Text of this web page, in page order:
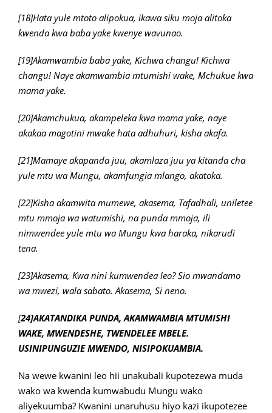
[18]Hata yule mtoto alipokua, ikawa siku moja alitoka
kwenda kwa baba yake kwenye wavunao.
[19]Akamwambia baba yake, Kichwa changu! Kichwa
changu! Naye akamwambia mtumishi wake, Mchukue kwa
mama yake.
[20]Akamchukua, akampeleka kwa mama yake, naye
akakaa magotini mwake hata adhuhuri, kisha akafa.
[21]Mamaye akapanda juu, akamlaza juu ya kitanda cha
yule mtu wa Mungu, akamfungia mlango, akatoka.
[22]Kisha akamwita mumewe, akasema, Tafadhali, uniletee
mtu mmoja wa watumishi, na punda mmoja, ili
nimwendee yule mtu wa Mungu kwa haraka, nikarudi
tena.
[23]Akasema, Kwa nini kumwendea leo? Sio mwandamo
wa mwezi, wala sabato. Akasema, Si neno.
[24]AKATANDIKA PUNDA, AKAMWAMBIA MTUMISHI
WAKE, MWENDESHE, TWENDELEE MBELE.
USINIPUNGUZIE MWENDO, NISIPOKUAMBIA.
Na wewe kwanini leo hii unakubali kupotezewa muda
wako wa kwenda kumwabudu Mungu wako
aliyekuumba? Kwanini unaruhusu hiyo kazi ikupotezee